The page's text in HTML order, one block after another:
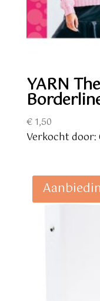
YARN
€1,50
Verkocht